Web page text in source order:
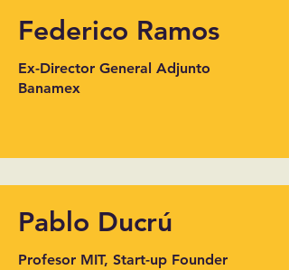
Federico Ramos
Ex-Director General Adjunto
Banamex
Pablo Ducrú
Profesor MIT, Start-up Founder